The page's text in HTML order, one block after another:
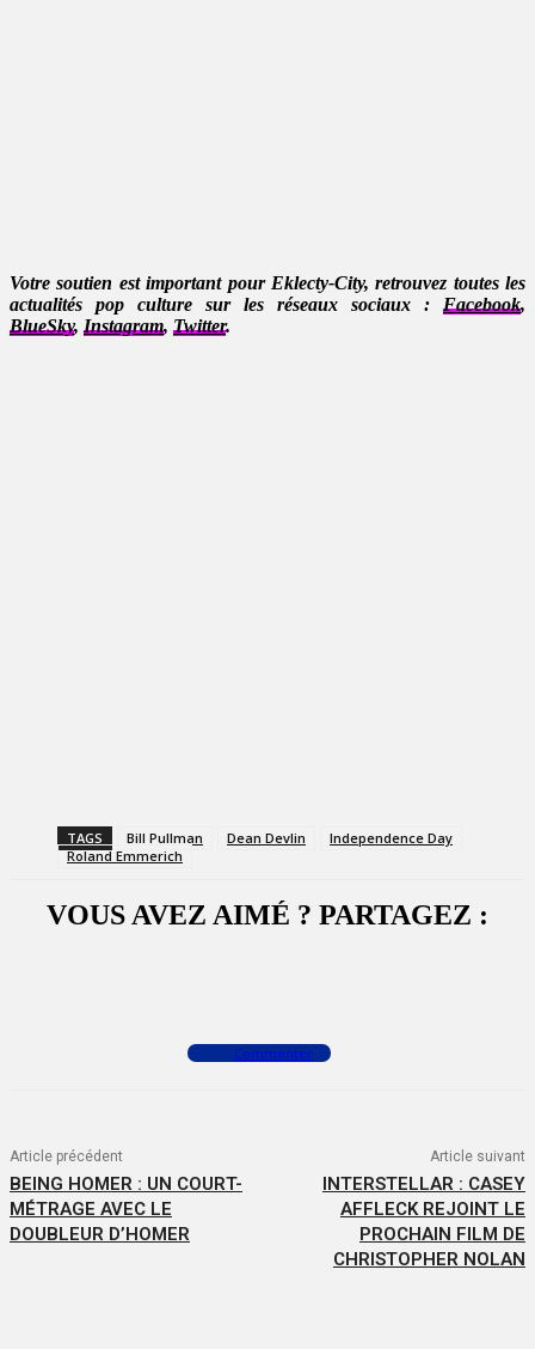
Votre soutien est important pour Eklecty-City, retrouvez toutes les
actualités pop culture sur les réseaux sociaux : Facebook,
BlueSky, Instagram, Twitter.
TAGS Bill Pullman Dean Devlin
Independence Day
Roland Emmerich
VOUS AVEZ AIMÉ ? PARTAGEZ :
Commenter
Article précédent
BEING HOMER : UN COURT-
MÉTRAGE AVEC LE
DOUBLEUR D’HOMER
Article suivant
INTERSTELLAR : CASEY
AFFLECK REJOINT LE
PROCHAIN FILM DE
CHRISTOPHER NOLAN